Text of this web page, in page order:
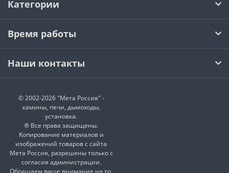
Категории
Время работы
Наши контакты
© 2002-2026 "Мета Россия" -
камины, печи, дымоходы,
установка.
® Все права защищены.
Копирование материалов и
изображений товаров с сайта
Мета Россия, разрешены только с
согласия администрации.
Обращаем ваше внимание на то,